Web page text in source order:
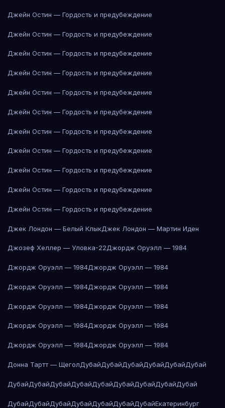
Джейн Остин — Гордость и предубеждение
Джейн Остин — Гордость и предубеждение
Джейн Остин — Гордость и предубеждение
Джейн Остин — Гордость и предубеждение
Джейн Остин — Гордость и предубеждение
Джейн Остин — Гордость и предубеждение
Джейн Остин — Гордость и предубеждение
Джейн Остин — Гордость и предубеждение
Джейн Остин — Гордость и предубеждение
Джейн Остин — Гордость и предубеждение
Джейн Остин — Гордость и предубеждение
Джек Лондон — Белый КлыкДжек Лондон — Мартин Иден
Джозеф Хеллер — Уловка-22Джордж Оруэлл — 1984
Джордж Оруэлл — 1984Джордж Оруэлл — 1984
Джордж Оруэлл — 1984Джордж Оруэлл — 1984
Джордж Оруэлл — 1984Джордж Оруэлл — 1984
Джордж Оруэлл — 1984Джордж Оруэлл — 1984
Джордж Оруэлл — 1984Джордж Оруэлл — 1984
Донна Тартт — ЩеголДубайДубайДубайДубайДубайДубай
ДубайДубайДубайДубайДубайДубайДубайДубайДубай
ДубайДубайДубайДубайДубайДубайДубайЕкатеринбург